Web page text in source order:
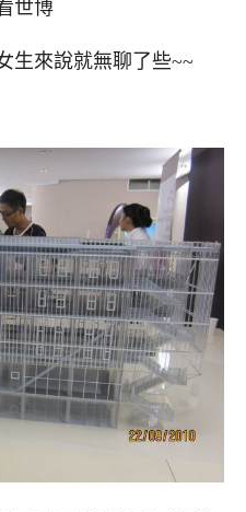
世博
生來說就無聊了些~~